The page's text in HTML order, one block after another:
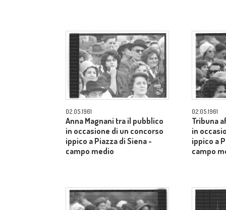
02.05.1961
Anna Magnani tra il pubblico
in occasione di un concorso
ippico a Piazza di Siena -
campo medio
02.05.1961
Tribuna
in
ippico a
campo